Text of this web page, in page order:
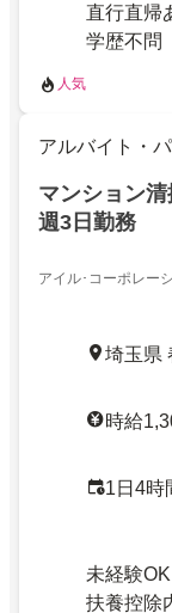
直行直帰
学歴不問
人気
アルバイト・
マンション
週3日勤務
アイル･コーポレー
埼玉県
時給
1日4時
未経験OK
扶養控除